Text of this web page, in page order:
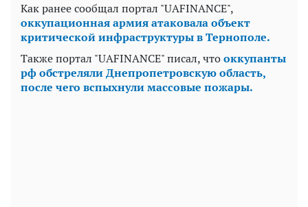
Как ранее сообщал портал "UAFINANCE",
оккупационная армия атаковала объект
критической инфраструктуры в Тернополе.
Также портал "UAFINANCE" писал, чтооккупанты
рф обстреляли Днепропетровскую область,
после чего вспыхнули массовые пожары.